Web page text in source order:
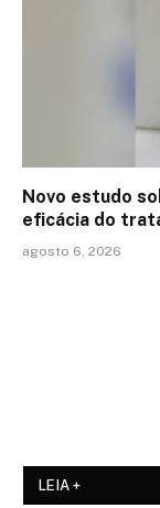
Novo estudo
eficácia do
agosto 6, 2026
LEIA +